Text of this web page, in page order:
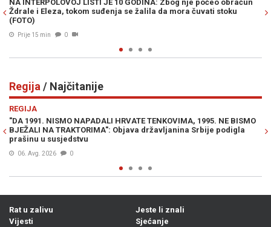
nje počeo obračun
mora čuvati stoku
ANTONIO BANDERAS NAPUSTIO AMERIKU
Jedan događaj potpuno mu promijenio život
Regija / Najčitanije
1995. NE BISMO
Srbije podigla
SRBI DIVLJAJU NA LJETOVANJU: "Ne
seljačenje! Dno, dna"
Rat u zalivu
Vijesti
Jeste li znali
Sjećanje